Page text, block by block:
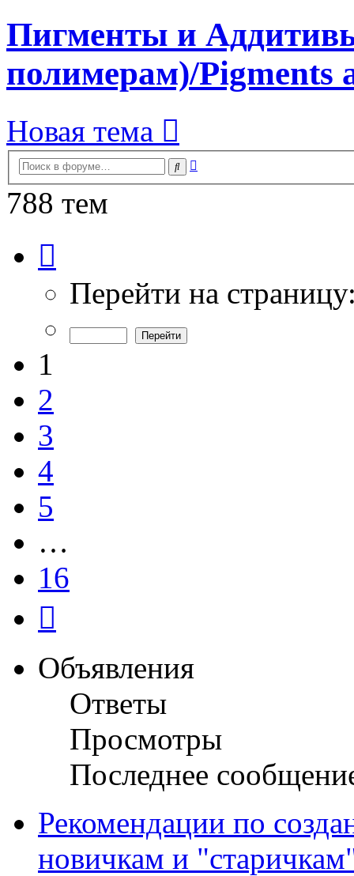
Пигменты и
полимерам)/Pigments
Новая тема
Поиск
788 тем
из
Перейти на
1
2
3
4
5
…
16
Объявления
Ответы
Просмотры
Последнее
Рекомендации по
новичкам и